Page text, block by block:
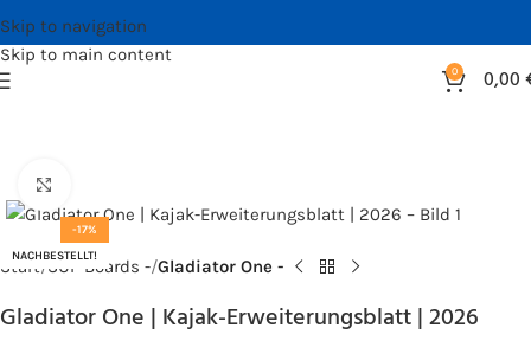
Skip to navigation
Skip to main content
0 0,00
-17%
NACHBESTELLT!
Start SUP Boards - Gladiator One -
Gladiator One | Kajak-Erweiterungsblatt | 2026